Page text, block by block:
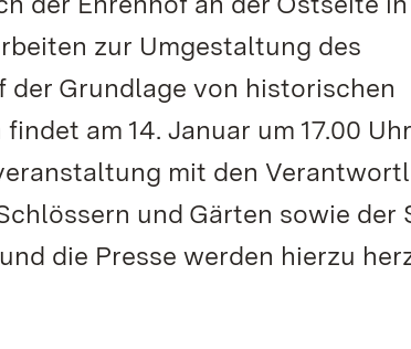
zur Umgestaltung des
der Grundlage von historischen
am 14. Januar um 17.00
mit den
und Gärten sowie der
die Presse werden hierzu